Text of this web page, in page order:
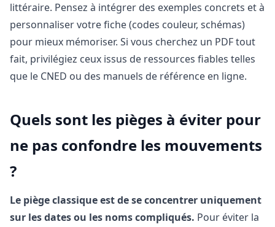
littéraire. Pensez à intégrer des exemples concrets et à
personnaliser votre fiche (codes couleur, schémas)
pour mieux mémoriser. Si vous cherchez un PDF tout
fait, privilégiez ceux issus de ressources fiables telles
que le CNED ou des manuels de référence en ligne.
Quels sont les pièges à éviter pour
ne pas confondre les mouvements
?
Le piège classique est de se concentrer uniquement
sur les dates ou les noms compliqués. Pour éviter la